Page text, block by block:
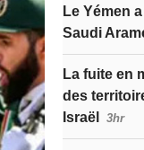
Le Yémen
Saudi
La fuite en
des
Israël
3hr